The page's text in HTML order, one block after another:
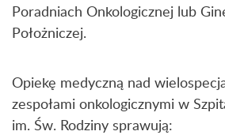
Poradniach Onkologicznej lub
Położniczej.
Opiekę medyczną nad
zespołami onkologicznymi w
im. Św. Rodziny sprawują: